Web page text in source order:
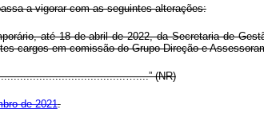
a vigorar com as seguintes alterações:
até 18 de abril de 2022, da Secretaria de
cargos em comissão do Grupo-Direção e
(NR)
de 2021.